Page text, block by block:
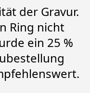
der Gravur.
Ring nicht
ein 25 %